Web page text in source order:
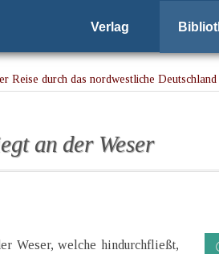
Verlag
Reise durch das nordwestliche
an der Weser
Weser, welche hindurchfließt,